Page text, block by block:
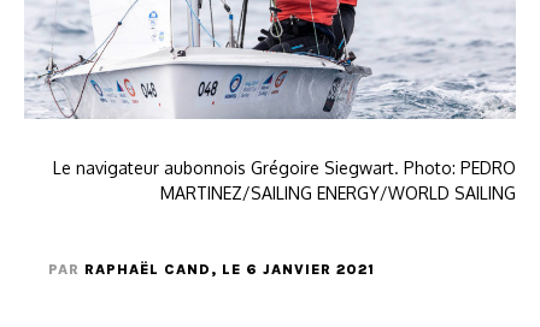
Le navigateur aubonnois Grégoire Siegwart. Photo: PEDRO
MARTINEZ/SAILING ENERGY/WORLD SAILING
PAR RAPHAËL CAND , LE 6 JANVIER 2021